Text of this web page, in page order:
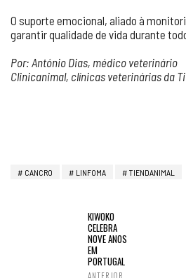
O suporte emocional, aliado à
garantir qualidade de vida durante
Por: António Dias, médico veterinário
Clinicanimal, clínicas veterinárias da
CANCRO LINFOMA TIENDANIMAL
KIWOKO
CELEBRA
NOVE ANOS
EM
PORTUGAL